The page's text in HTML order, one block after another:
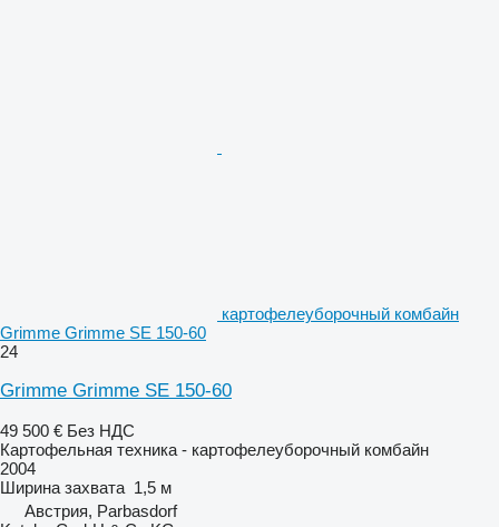
картофелеуборочный комбайн
Grimme Grimme SE 150-60
24
Grimme Grimme SE 150-60
49 500 € Без НДС
Картофельная техника - картофелеуборочный комбайн
2004
Ширина захвата 1,5 м
Австрия, Parbasdorf